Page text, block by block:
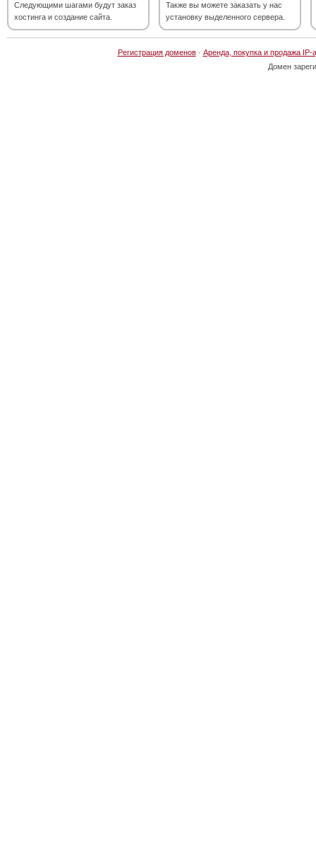
Следующими шагами будут заказ
хостинга и создание сайта.
Также вы можете заказать у нас
установку выделенного сервера.
Регистрация доменов· Аренда, покупка и продажа IP-
Домен